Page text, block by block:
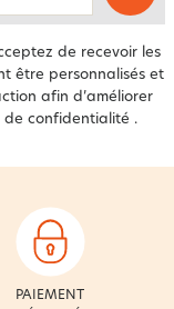
de recevoir les
être personnalisés et
afin d’améliorer
de confidentialité .
PAIEMENT